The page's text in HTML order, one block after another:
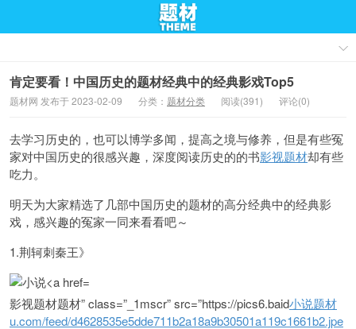
肯定要看！中国历史的题材经典中的经典影戏Top5
题材网 发布于 2023-02-09 分类： 题材分类 阅读(391) 评论(0)
去学习历史的，也可以博学多闻，提高之境与修养，但是有些冤
家对中国历史的很感兴趣，深度阅读历史的的书影视题材却有些
吃力。
明天为大家精选了几部中国历史的题材的高分经典中的经典影
戏，感兴趣的冤家一同来看看吧～
1.荆轲刺秦王》
影视题材题材” class=”_1mscr” src=”https://pics6.baid小说题材
u.com/feed/d4628535e5dde711b2a18a9b30501a119c1661b2.jpe